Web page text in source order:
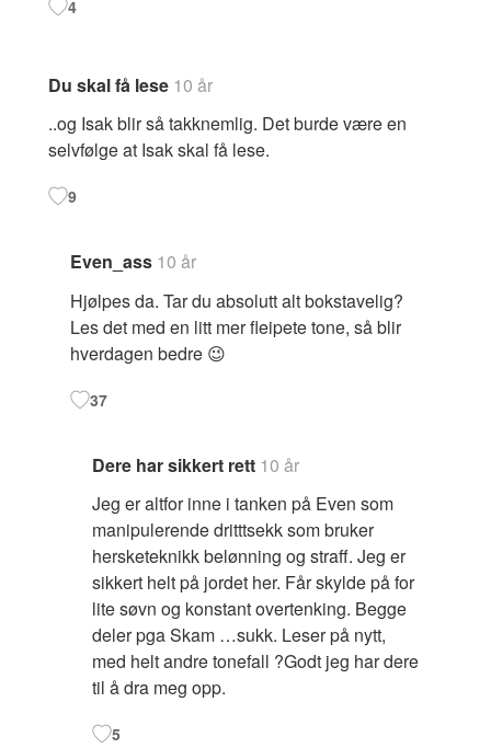
4
Du skal få lese 10 år
..og Isak blir så takknemlig. Det burde være en
selvfølge at Isak skal få lese.
9
Even_ass 10 år
Hjølpes da. Tar du absolutt alt bokstavelig?
Les det med en litt mer fleipete tone, så blir
hverdagen bedre 😉
37
Dere har sikkert rett 10 år
Jeg er altfor inne i tanken på Even som
manipulerende dritttsekk som bruker
hersketeknikk belønning og straff. Jeg er
sikkert helt på jordet her. Får skylde på for
lite søvn og konstant overtenking. Begge
deler pga Skam …sukk. Leser på nytt,
med helt andre tonefall ?Godt jeg har dere
til å dra meg opp.
5